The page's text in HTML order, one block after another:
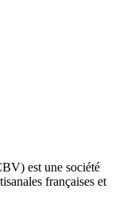
est une société
françaises et